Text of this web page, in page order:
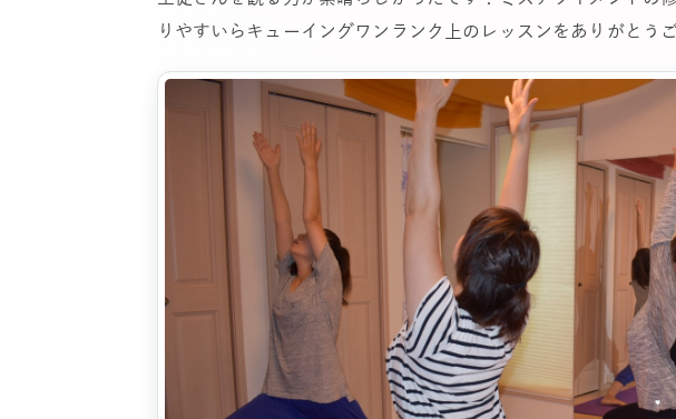
りやすいらキューイングワンランク上のレッスンをありがとう